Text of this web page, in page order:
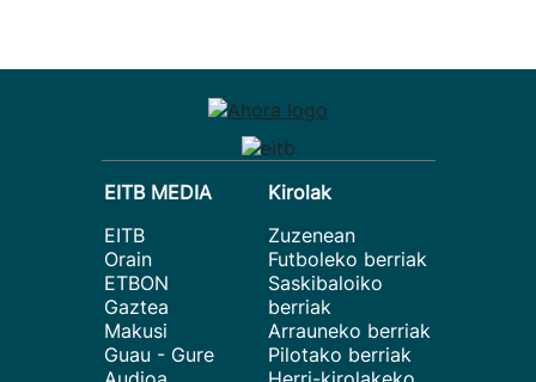
EITB MEDIA
EITB
Orain
ETBON
Gaztea
Makusi
Guau - Gure
Kirolak
Zuzenean
Futboleko berriak
Saskibaloiko
berriak
Arrauneko berriak
Pilotako berriak